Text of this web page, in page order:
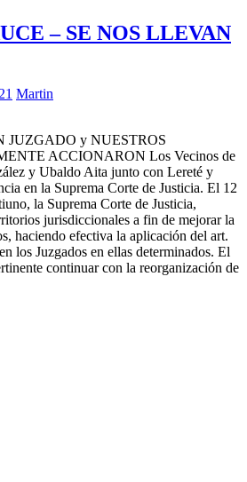
– SE NOS LLEVAN
Martin
JUZGADO y NUESTROS
ACCIONARON Los Vecinos de
y Ubaldo Aita junto con Lereté y
en la Suprema Corte de Justicia. El 12
la Suprema Corte de Justicia,
jurisdiccionales a fin de mejorar la
haciendo efectiva la aplicación del art.
los Juzgados en ellas determinados. El
continuar con la reorganización de